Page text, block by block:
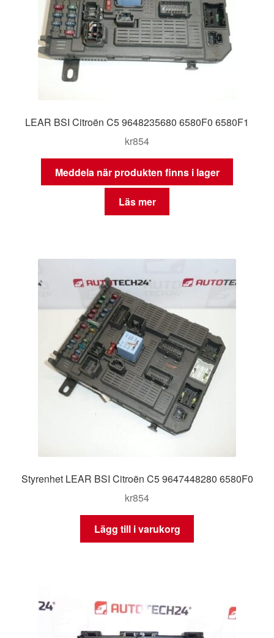
LEAR BSI Citroën C5 9648235680 6580F0 6580F1
kr854
Meddela när produkten finns i lager
Läs mer
Styrenhet LEAR BSI Citroën C5 9647448280 6580F0
kr854
Lägg till i varukorg